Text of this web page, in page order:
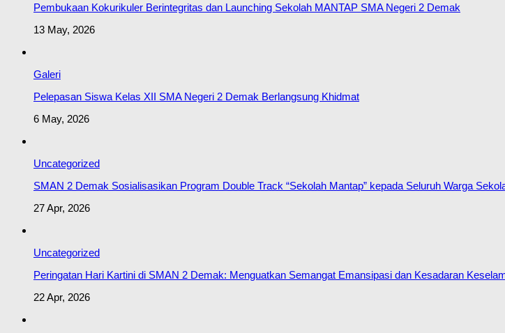
Pembukaan Kokurikuler Berintegritas dan Launching Sekolah MANTAP SMA Negeri 2 Demak
13 May, 2026
Galeri
Pelepasan Siswa Kelas XII SMA Negeri 2 Demak Berlangsung Khidmat
6 May, 2026
Uncategorized
SMAN 2 Demak Sosialisasikan Program Double Track “Sekolah Mantap” kepada Seluruh Warga
27 Apr, 2026
Uncategorized
Peringatan Hari Kartini di SMAN 2 Demak: Menguatkan Semangat Emansipasi dan Kesadaran
22 Apr, 2026